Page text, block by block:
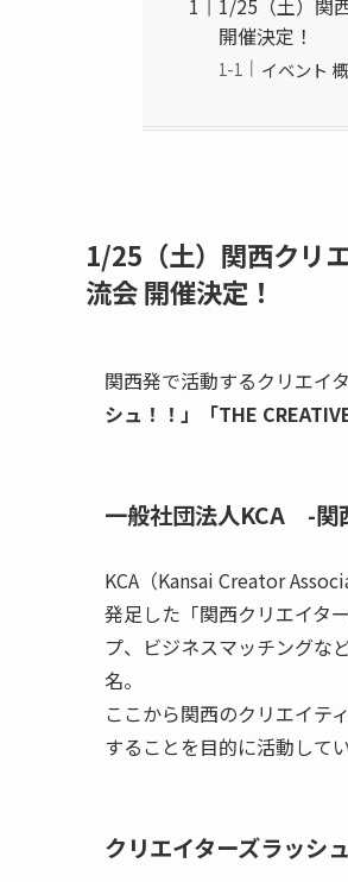
1/25（土）関
開催決定！
イベント
1/25（土） 関西クリ
流会開催決定！
関西発で活動するクリエイ
シュ！！」「THE CREATIVE
一般社団法人KCA -関
KCA（Kansai Creator
発足した「関西クリエイタ
プ、ビジネスマッチングな
名。
ここから関西のクリエイテ
することを目的に活動してい
クリエイターズラッシ